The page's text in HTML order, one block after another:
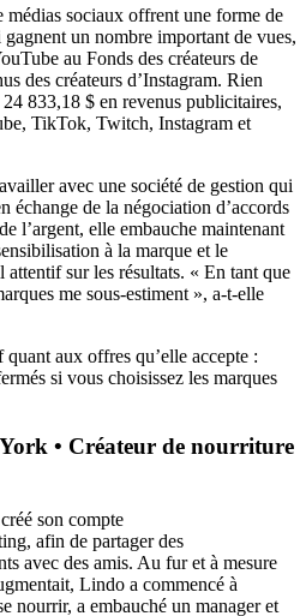
sociaux offrent une forme de
un nombre important de vues,
au Fonds des créateurs de
des créateurs d’Instagram. Rien
833,18 $ en revenus publicitaires,
TikTok, Twitch, Instagram et
avec une société de gestion qui
échange de la négociation d’accords
l’argent, elle embauche maintenant
à la marque et le
sur les résultats. « En tant que
me sous-estiment », a-t-elle
aux offres qu’elle accepte :
si vous choisissez les marques
• Créateur de nourriture
son compte
afin de partager des
avec des amis. Au fur et à mesure
Lindo a commencé à
nourrir, a embauché un manager et